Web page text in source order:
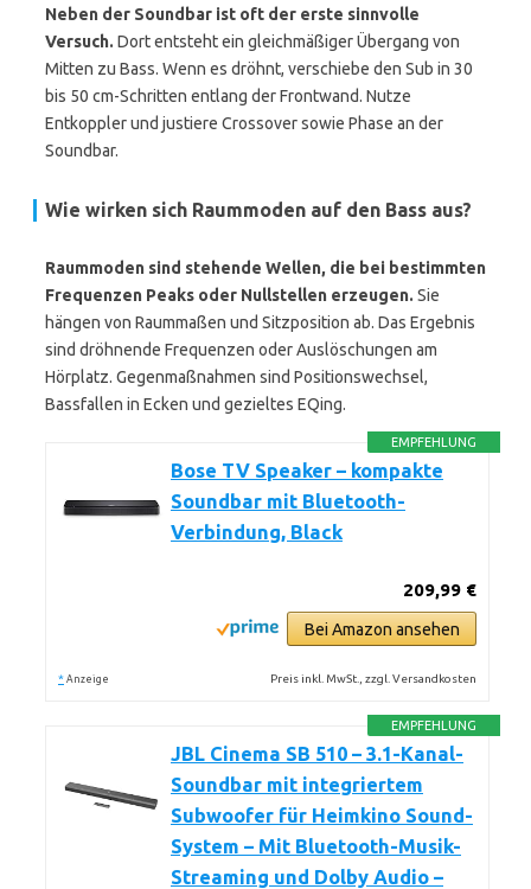
Neben der Soundbar ist oft der erste sinnvolle
Versuch. Dort entsteht ein gleichmäßiger Übergang von
Mitten zu Bass. Wenn es dröhnt, verschiebe den Sub in 30
bis 50 cm-Schritten entlang der Frontwand. Nutze
Entkoppler und justiere Crossover sowie Phase an der
Soundbar.
Wie wirken sich Raummoden auf den Bass aus?
Raummoden sind stehende Wellen, die bei bestimmten
Frequenzen Peaks oder Nullstellen erzeugen. Sie
hängen von Raummaßen und Sitzposition ab. Das Ergebnis
sind dröhnende Frequenzen oder Auslöschungen am
Hörplatz. Gegenmaßnahmen sind Positionswechsel,
Bassfallen in Ecken und gezieltes EQing.
EMPFEHLUNG
Bose TV Speaker – kompakte
Soundbar mit Bluetooth-
Verbindung, Black
209,99 €
Bei Amazon ansehen
* Anzeige Preis inkl. MwSt., zzgl. Versandkosten
EMPFEHLUNG
JBL Cinema SB 510 – 3.1-Kanal-
Soundbar mit integriertem
Subwoofer für Heimkino Sound-
System – Mit Bluetooth-Musik-
Streaming und Dolby Audio –